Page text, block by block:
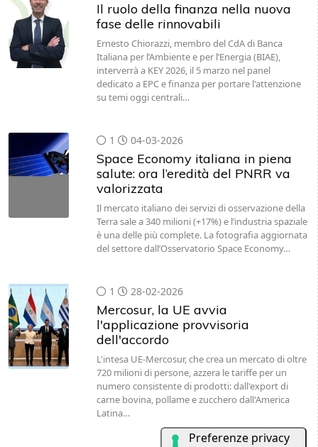
Il ruolo della finanza nella nuova
fase delle rinnovabili
Ernesto Chiorazzi, membro del CdA di Banca
Italiana per l’Ambiente e per l’Energia (BIAE),
interverrà a KEY 2026, il 5 marzo nel panel
dedicato a EPC e finanza per portare l'attenzione
su temi oggi centrali…
1 04-03-2026
Space Economy italiana in piena
salute: ora l’eredità del PNRR va
valorizzata
Il mercato italiano dei servizi di osservazione della
Terra sale a 340 milioni (+17%) e l’industria spaziale
è una delle più complete. La fotografia aggiornata
del settore dall’Osservatorio Space Economy…
1 28-02-2026
Mercosur, la UE avvia
l'applicazione provvisoria
dell'accordo
L'intesa UE-Mercosur, che crea un mercato di oltre
720 milioni di persone, azzera le tariffe per un
numero consistente di prodotti: dall'export di
carne bovina, pollame e zucchero dall'America
Latina…